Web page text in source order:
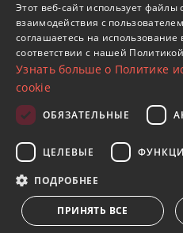
Телефон:+34
Моб:+34
Whatsapp:
© Copyright 1989 - 2026
Frank ·
Сайт применяет
Этот веб-сайт использует
взаимодействия с
соглашаетесь на использование
соответствии с нашей
Узнать больше о Политике
cookie
ОБЯЗАТЕЛЬНЫЕ
ЦЕЛЕВЫЕ
ПОДРОБНЕЕ
ПРИНЯТЬ ВСЕ